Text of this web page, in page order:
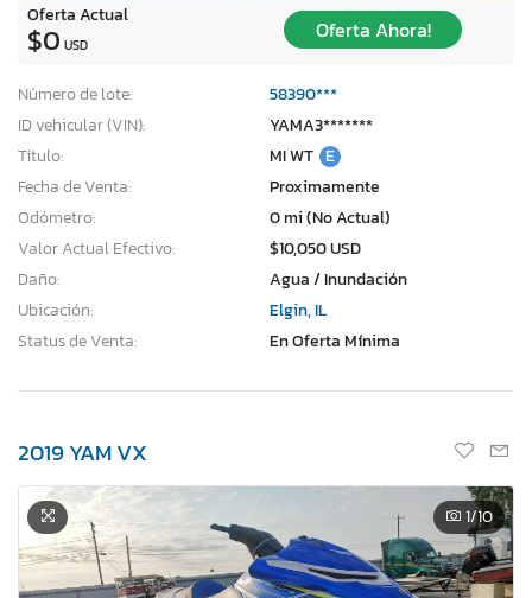
Oferta Actual
$0 USD
Oferta Ahora!
Número de lote:
58390***
ID vehicular (VIN):
YAMA3*******
Título:
MI WT E
Fecha de Venta:
Proximamente
Odómetro:
0 mi (No Actual)
Valor Actual Efectivo:
$10,050 USD
Daño:
Agua / Inundación
Ubicación:
Elgin, IL
Status de Venta:
En Oferta Mínima
2019 YAM VX
1/10